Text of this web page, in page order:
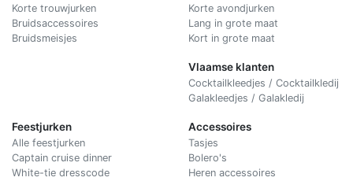
Korte trouwjurken
Bruidsaccessoires
Bruidsmeisjes
Korte avondjurken
Lang in grote maat
Kort in grote maat
Vlaamse klanten
Cocktailkleedjes / Cocktailkledij
Galakleedjes / Galakledij
Feestjurken
Alle feestjurken
Captain cruise dinner
White-tie dresscode
Accessoires
Tasjes
Bolero's
Heren accessoires